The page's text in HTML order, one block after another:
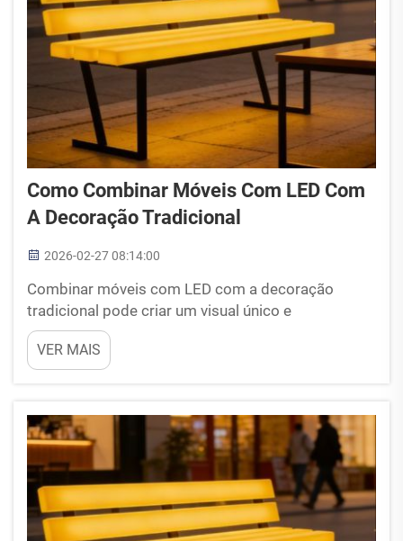
Como Combinar Móveis Com LED Com
A Decoração Tradicional
2026-02-27 08:14:00
Combinar móveis com LED com a decoração
tradicional pode criar um visual único e
empolgante na sua casa. Trata-se essencialmente
de integrar a sensação moderna e vibrante das
luzes LED ao estilo clássico e acolhedor dos
ambiente fresco, mas ainda assim ...
VER MAIS